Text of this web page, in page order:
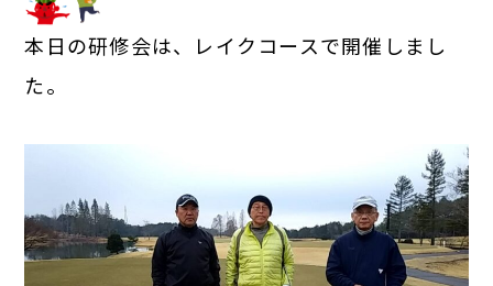
本日の研修会は、レイクコースで開催しまし
た。